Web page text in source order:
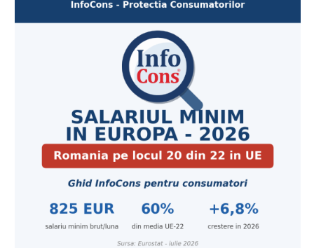
Cele mai bune masini de spalat vase independente cu
Aplicatia InfoCons